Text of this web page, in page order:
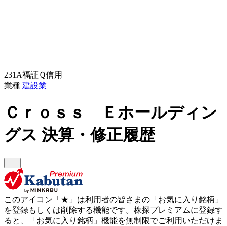
231A福証Ｑ信用
業種 建設業
Ｃｒｏｓｓ Ｅホールディン
グス 決算・修正履歴
このアイコン 「★」 は利用者の皆さまの 「お気に入り銘柄」
を登録もしくは削除する機能です。 株探プレミアムに登録す
ると、「お気に入り銘柄」機能を無制限でご利用いただけま